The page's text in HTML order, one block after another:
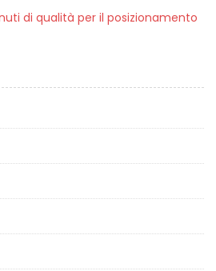
di qualità per il posizionamento